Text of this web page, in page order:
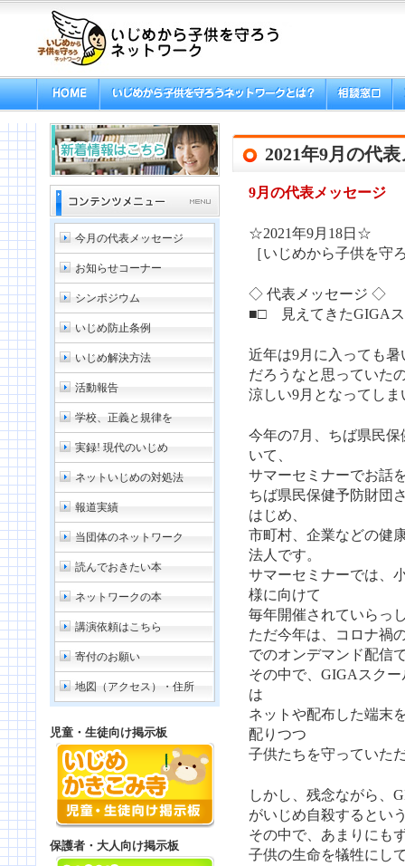
今月の代表メッセージ
お知らせコーナー
シンポジウム
いじめ防止条例
いじめ解決方法
活動報告
学校、正義と規律を
実録! 現代のいじめ
ネットいじめの対処法
報道実績
当団体のネットワーク
読んでおきたい本
ネットワークの本
講演依頼はこちら
寄付のお願い
地図（アクセス）・住所
児童・生徒向け掲示板
保護者・大人向け掲示板
2021年9月の代
9月の代表メッセージ
☆2021年9月18日☆
［いじめから子供を守
◇ 代表メッセージ ◇
■□ 見えてきたGIGA
近年は9月に入っても
だろうなと思っていた
涼しい9月となってしま
今年の7月、ちば県民
いて、
サマーセミナーでお話
ちば県民保健予防財団
はじめ、
市町村、企業などの健
法人です。
サマーセミナーでは、
様に向けて
毎年開催されていらっ
ただ今年は、コロナ禍
でのオンデマンド配信
その中で、GIGAスク
は
ネットや配布した端末
配りつつ
子供たちを守っていた
しかし、残念ながら、
がいじめ自殺するとい
その中で、あまりにも
子供の生命を犠牲にし